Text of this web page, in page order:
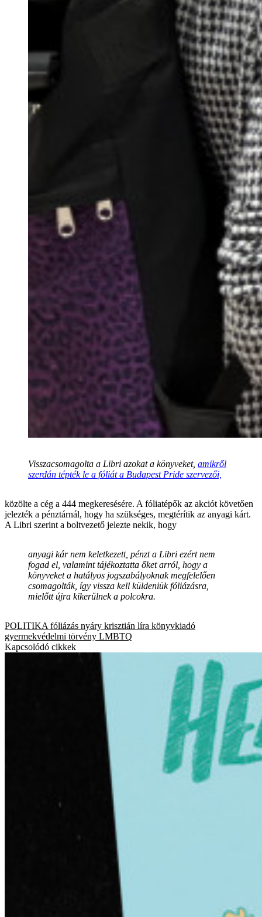
Visszacsomagolta a Libri azokat a könyveket, amikről
szerdán tépték le a fóliát a Budapest Pride szervezői,
közölte a cég a 444 megkeresésére. A fóliatépők az akciót követően
jelezték a pénztárnál, hogy ha szükséges, megtérítik az anyagi kárt.
A Libri szerint a boltvezető jelezte nekik, hogy
anyagi kár nem keletkezett, pénzt a Libri ezért nem
fogad el, valamint tájékoztatta őket arról, hogy a
könyveket a hatályos jogszabályoknak megfelelően
csomagolták, így vissza kell küldeniük fóliázásra,
mielőtt újra kikerülnek a polcokra.
POLITIKA fóliázás nyáry krisztián líra könyvkiadó
gyermekvédelmi törvény LMBTQ
Kapcsolódó cikkek